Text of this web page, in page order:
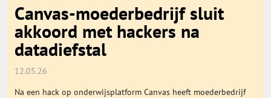
Favorieten
Canvas-moederbedrijf sluit
akkoord met hackers na
datadiefstal
12.05.26
Na een hack op onderwijsplatform Canvas heeft moederbedrijf